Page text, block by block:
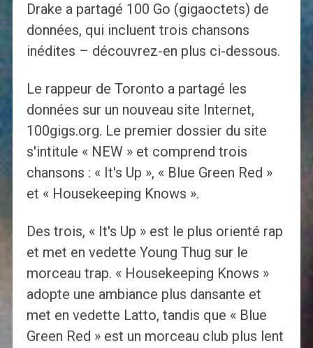
Drake a partagé 100 Go (gigaoctets) de
données, qui incluent trois chansons
inédites – découvrez-en plus ci-dessous.
Le rappeur de Toronto a partagé les
données sur un nouveau site Internet,
100gigs.org. Le premier dossier du site
s'intitule « NEW » et comprend trois
chansons : « It's Up », « Blue Green Red »
et « Housekeeping Knows ».
Des trois, « It's Up » est le plus orienté rap
et met en vedette Young Thug sur le
morceau trap. « Housekeeping Knows »
adopte une ambiance plus dansante et
met en vedette Latto, tandis que « Blue
Green Red » est un morceau club plus lent